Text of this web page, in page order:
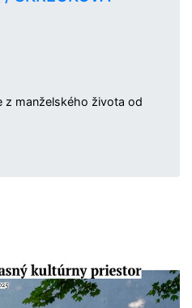
z manželského života od